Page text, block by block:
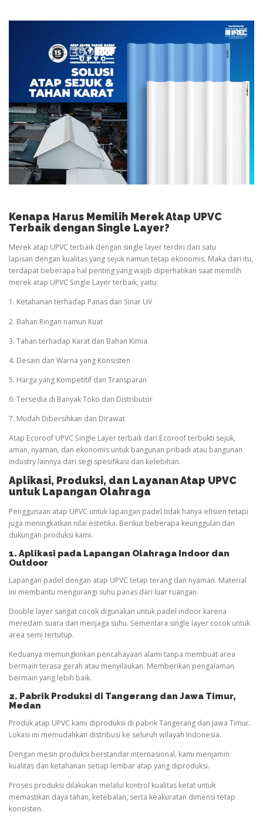
Kenapa Harus Memilih Merek Atap UPVC
Terbaik dengan Single Layer?
Merek atap UPVC terbaik dengan single layer terdiri dari satu
lapisan dengan kualitas yang sejuk namun tetap ekonomis. Maka dari itu,
terdapat beberapa hal penting yang wajib diperhatikan saat memilih
merek atap UPVC Single Layer terbaik, yaitu:
1. Ketahanan terhadap Panas dan Sinar UV
2. Bahan Ringan namun Kuat
3. Tahan terhadap Karat dan Bahan Kimia
4. Desain dan Warna yang Konsisten
5. Harga yang Kompetitif dan Transparan
6. Tersedia di Banyak Toko dan Distributor
7. Mudah Dibersihkan dan Dirawat
Atap Ecoroof UPVC Single Layer terbaik dari Ecoroof terbukti sejuk,
aman, nyaman, dan ekonomis untuk bangunan pribadi atau bangunan
industry lainnya dari segi spesifikasi dan kelebihan.
Aplikasi, Produksi, dan Layanan Atap UPVC
untuk Lapangan Olahraga
Penggunaan atap UPVC untuk lapangan padel tidak hanya efisien tetapi
juga meningkatkan nilai estetika. Berikut beberapa keunggulan dan
dukungan produksi kami.
1. Aplikasi pada Lapangan Olahraga Indoor dan
Outdoor
Lapangan padel dengan atap UPVC tetap terang dan nyaman. Material
ini membantu mengurangi suhu panas dari luar ruangan.
Double layer sangat cocok digunakan untuk padel indoor karena
meredam suara dan menjaga suhu. Sementara single layer cocok untuk
area semi tertutup.
Keduanya memungkinkan pencahayaan alami tanpa membuat area
bermain terasa gerah atau menyilaukan. Memberikan pengalaman
bermain yang lebih baik.
2. Pabrik Produksi di Tangerang dan Jawa Timur,
Medan
Produk atap UPVC kami diproduksi di pabrik Tangerang dan Jawa Timur.
Lokasi ini memudahkan distribusi ke seluruh wilayah Indonesia.
Dengan mesin produksi berstandar internasional, kami menjamin
kualitas dan ketahanan setiap lembar atap yang diproduksi.
Proses produksi dilakukan melalui kontrol kualitas ketat untuk
memastikan daya tahan, ketebalan, serta keakuratan dimensi tetap
konsisten.